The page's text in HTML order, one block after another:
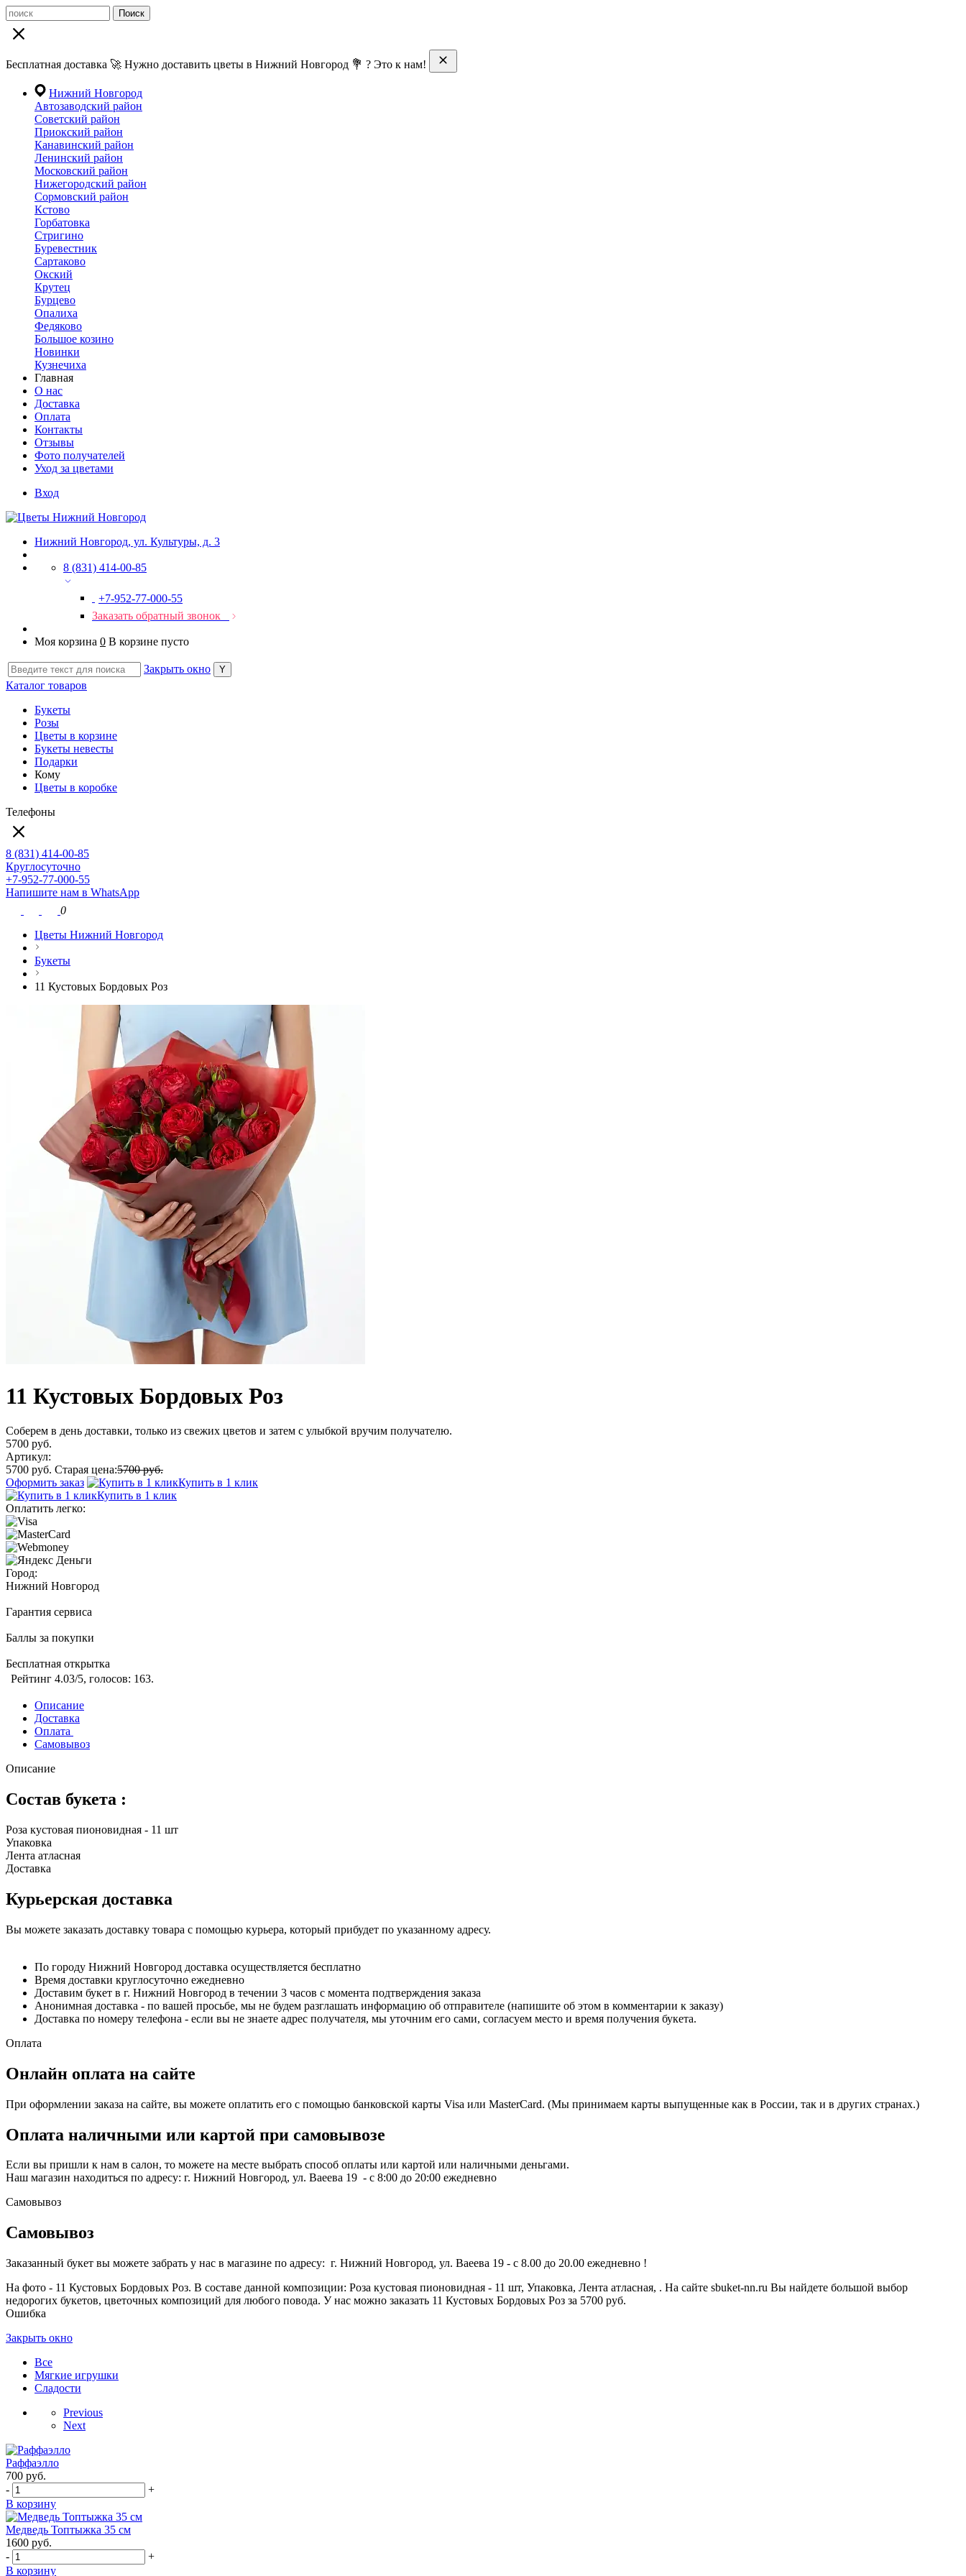
Поиск
Бесплатная доставка 🚀 Нужно доставить цветы в Нижний Новгород 💐 ? Это к нам!
Нижний Новгород
Автозаводский район
Советский район
Приокский район
Канавинский район
Ленинский район
Московский район
Нижегородский район
Сормовский район
Кстово
Горбатовка
Стригино
Буревестник
Сартаково
Окский
Крутец
Бурцево
Опалиха
Федяково
Большое козино
Новинки
Кузнечиха
Главная
О нас
Доставка
Оплата
Контакты
Отзывы
Фото получателей
Уход за цветами
Вход
Нижний Новгород, ул. Культуры, д. 3
8 (831) 414-00-85
+7-952-77-000-55
Заказать обратный звонок
Моя корзина 0 В корзине пусто
Закрыть окно
Каталог товаров
Букеты
Розы
Цветы в корзине
Букеты невесты
Подарки
Кому
Цветы в коробке
Телефоны
8 (831) 414-00-85
Круглосуточно
+7-952-77-000-55
Напишите нам в WhatsApp
0
Цветы Нижний Новгород
Букеты
11 Кустовых Бордовых Роз
11 Кустовых Бордовых Роз
Соберем в день доставки, только из свежих цветов и затем с улыбкой вручим получателю.
5700 руб.
Артикул:
5700 руб. Старая цена:5700 руб.
Оформить заказ
Купить в 1 клик
Купить в 1 клик
Оплатить легко:
Город:
Нижний Новгород
Гарантия сервиса
Баллы за покупки
Бесплатная открытка
Рейтинг 4.03/5, голосов: 163.
Описание
Доставка
Оплата
Самовывоз
Описание
Состав букета :
Роза кустовая пионовидная - 11 шт
Упаковка
Лента атласная
Доставка
Курьерская доставка
Вы можете заказать доставку товара с помощью курьера, который прибудет по указанному адресу.
По городу Нижний Новгород доставка осуществляется бесплатно
Время доставки круглосуточно ежедневно
Доставим букет в г. Нижний Новгород в течении 3 часов с момента подтверждения заказа
Анонимная доставка - по вашей просьбе, мы не будем разглашать информацию об отправителе (напишите об этом в комментарии к заказу)
Доставка по номеру телефона - если вы не знаете адрес получателя, мы уточним его сами, согласуем место и время получения букета.
Оплата
Онлайн оплата на сайте
При оформлении заказа на сайте, вы можете оплатить его с помощью банковской карты Visa или MasterCard. (Мы принимаем карты выпущенные как в России, так и в других странах.)
Оплата наличными или картой при самовывозе
Если вы пришли к нам в салон, то можете на месте выбрать способ оплаты или картой или наличными деньгами.
Наш магазин находиться по адресу: г. Нижний Новгород, ул. Ваеева 19 - с 8:00 до 20:00 ежедневно
Самовывоз
Самовывоз
Заказанный букет вы можете забрать у нас в магазине по адресу: г. Нижний Новгород, ул. Ваеева 19 - с 8.00 до 20.00 ежедневно !
На фото - 11 Кустовых Бордовых Роз. В составе данной композиции: Роза кустовая пионовидная - 11 шт, Упаковка, Лента атласная, . На сайте sbuket-nn.ru Вы найдете большой выбор
недорогих букетов, цветочных композиций для любого повода. У нас можно заказать 11 Кустовых Бордовых Роз за 5700 руб.
Ошибка
Закрыть окно
Все
Мягкие игрушки
Сладости
Previous
Next
Раффаэлло
700 руб.
-
+
В корзину
Медведь Топтыжка 35 см
1600 руб.
-
+
В корзину